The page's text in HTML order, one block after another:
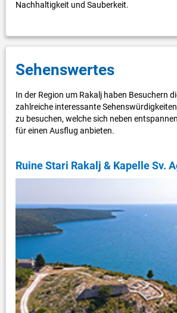
Nachhaltigkeit und Sauberkeit.
Sehenswertes
In der Region um Rakalj haben Besuchern
zahlreiche interessante
zu besuchen, welche sich neben
für einen Ausflug anbieten.
Ruine Stari Rakalj & Kapelle Sv.